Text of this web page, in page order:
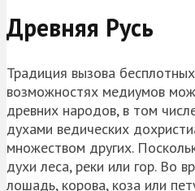
Древняя Русь
Традиция вызова
возможностях медиумов
древних народов, в том
духами ведических
множеством других.
духи леса, реки или гор. Во
лошадь, корова, коза или